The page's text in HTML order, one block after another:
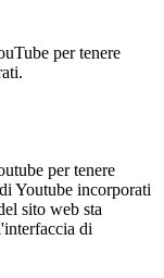
per tenere
per tenere
Youtube incorporati
sito web sta
di